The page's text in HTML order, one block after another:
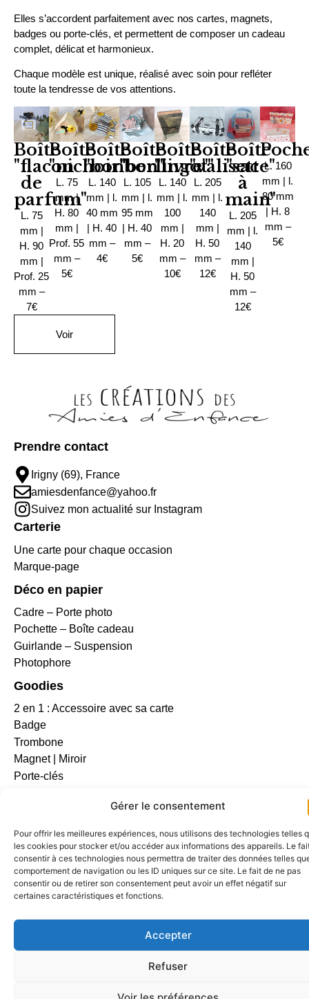
Gérer le consentement
Pour offrir les meilleures expériences, nous utilisons des technologies telles
les cookies pour stocker et/ou accéder aux informations des appareils. Le
consentir à ces technologies nous permettra de traiter des données telles
comportement de navigation ou les ID uniques sur ce site. Le fait de ne pas
consentir ou de retirer son consentement peut avoir un effet négatif sur
certaines caractéristiques et fonctions.
Accepter
Refuser
Elles s’accordent parfaitement avec nos cartes, magnets,
badges ou porte-clés, et permettent de composer un cadeau
complet, délicat et harmonieux.
Chaque modèle est unique, réalisé avec soin pour refléter
toute la tendresse de vos attentions.
Boîte
"flacon
de
parfum"
L. 75
mm |
H. 90
mm |
Prof. 25
mm –
7€
Voir
Boîte
"nichoir"
L. 75
mm |
H. 80
mm |
Prof. 55
mm –
5€
Boîte
"bonbon"
L. 140
mm | l.
40 mm
| H. 40
mm –
4€
Boîte
"berlingot"
L. 105
mm | l.
95 mm
| H. 40
mm –
5€
Boîte
"livre"
L. 140
mm | l.
100
mm |
H. 20
mm –
10€
Boîte
"valisette"
L. 205
mm | l.
140
mm |
H. 50
mm –
12€
Boîte
"sac
à
main"
L. 205
mm | l.
140
mm |
H. 50
mm –
12€
L. 160
mm | l.
80 mm
| H. 8
mm –
5€
Prendre contact
Irigny (69), France
amiesdenfance@yahoo.fr
Suivez mon actualité sur Instagram
Carterie
Une carte pour chaque occasion
Marque-page
Déco en papier
Cadre – Porte photo
Pochette – Boîte cadeau
Guirlande – Suspension
Photophore
Goodies
2 en 1 : Accessoire avec sa carte
Badge
Trombone
Magnet | Miroir
Porte-clés
Numérologie
2025 – Tout droit réservé – Propulsé parIntuixy
Mentions légales|Politique de confidentialité